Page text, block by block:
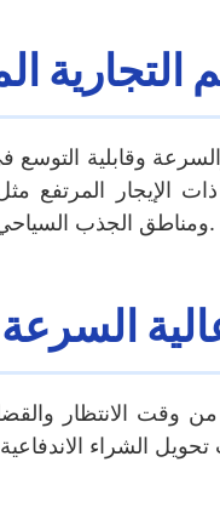
التجارية
وقابلية التوسع
المرتفع
ومناطق الجذب السياحي ، حيث يجب أن يولد كل متر مربع إيرادات.
السرعة
15 ثانية ، مما يقلل بشكل كبير